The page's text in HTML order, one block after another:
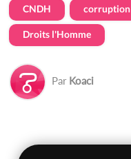
CNDH corruption
Droits l'Homme
Par Koaci